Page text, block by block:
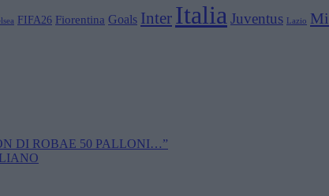
FIFA26 Fiorentina Goals Inter Italia Juventus Lazio
DI ROBAE 50 PALLONI…”